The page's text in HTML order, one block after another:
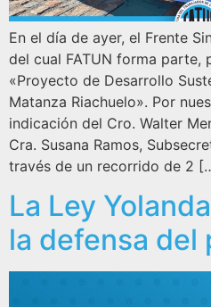
En el día de ayer, el Frente
del cual FATUN forma parte,
«Proyecto de Desarrollo
Matanza Riachuelo». Por
indicación del Cro. Walter
Cra. Susana Ramos,
través de un recorrido de 2
La Ley
la defensa del